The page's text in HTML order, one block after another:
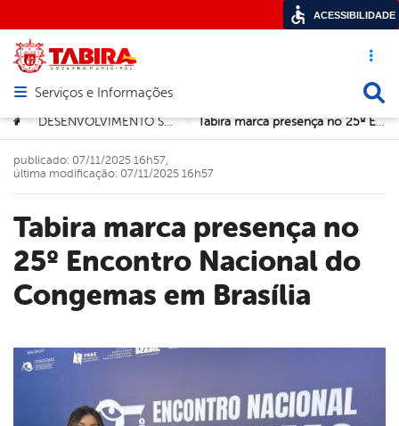
Acesso
Abrir menu principal de navegação
Serviços e Informações
Você está aqui:
> DESENVOLVIMENTO SOCIAL E MULHER > Tabira marca presença no 25º Encontro Nacional do Congemas em Brasília
Tabira marca presença no
25º Encontro Nacional do
Congemas em Brasília
publicado: 07/11/2025 16h57,
última modificação: 07/11/2025 16h57
ACESSIBILIDADE